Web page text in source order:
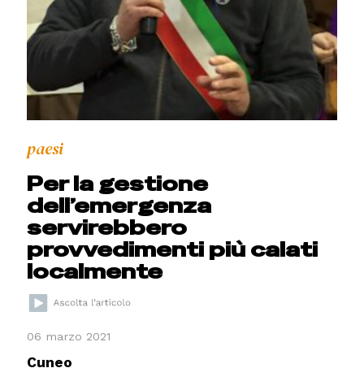
paesi
Per la gestione
dell’emergenza
servirebbero
provvedimenti più calati
localmente
06 marzo 2021
Cuneo